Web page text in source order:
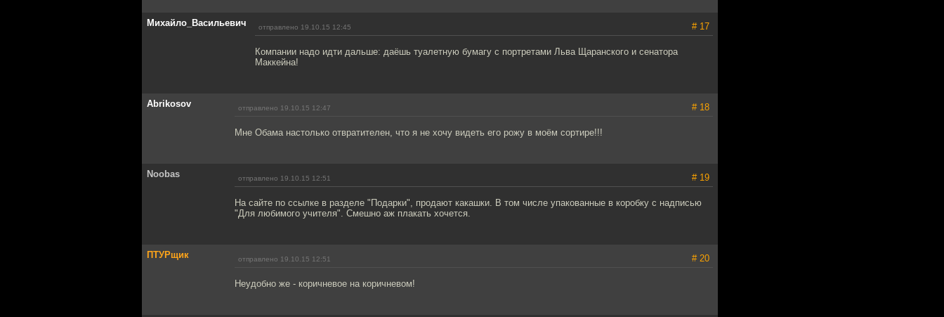
Михайло_Васильевич отправлено 19.10.15 12:45 # 17
Компании надо идти дальше: даёшь туалетную бумагу с портретами Льва Щаранского и сенатора
Маккейна!
Abrikosov отправлено 19.10.15 12:47 # 18
Мне Обама настолько отвратителен, что я не хочу видеть его рожу в моём сортире!!!
Noobas отправлено 19.10.15 12:51 # 19
На сайте по ссылке в разделе "Подарки", продают какашки. В том числе упакованные в коробку с надписью
"Для любимого учителя". Смешно аж плакать хочется.
ПТУРщик отправлено 19.10.15 12:51 # 20
Неудобно же - коричневое на коричневом!